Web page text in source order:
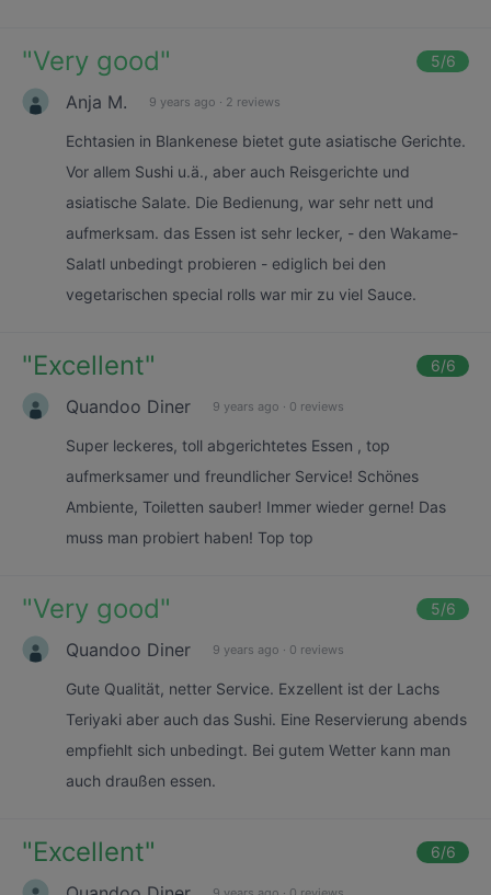
"Very good" 5/6
Anja M. 9 years ago · 2 reviews
Echtasien in Blankenese bietet gute asiatische Gerichte.
Vor allem Sushi u.ä., aber auch Reisgerichte und
asiatische Salate. Die Bedienung, war sehr nett und
aufmerksam. das Essen ist sehr lecker, - den Wakame-
Salatl unbedingt probieren - ediglich bei den
vegetarischen special rolls war mir zu viel Sauce.
"Excellent" 6/6
Quandoo Diner 9 years ago · 0 reviews
Super leckeres, toll abgerichtetes Essen , top
aufmerksamer und freundlicher Service! Schönes
Ambiente, Toiletten sauber! Immer wieder gerne! Das
muss man probiert haben! Top top
"Very good" 5/6
Quandoo Diner 9 years ago · 0 reviews
Gute Qualität, netter Service. Exzellent ist der Lachs
Teriyaki aber auch das Sushi. Eine Reservierung abends
empfiehlt sich unbedingt. Bei gutem Wetter kann man
auch draußen essen.
"Excellent" 6/6